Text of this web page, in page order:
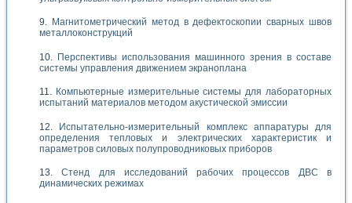
Магнитометрический метод в дефектоскопии сварных швов
металлоконструкций
Перспективы использования машинного зрения в составе
системы управления движением экраноплана
Компьютерные измерительные системы для лабораторных
испытаний материалов методом акустической эмиссии
Испытательно-измерительный комплекс аппаратуры для
определения тепловых и электрических характеристик и
параметров силовых полупроводниковых приборов
Стенд для исследований рабочих процессов ДВС в
динамических режимах